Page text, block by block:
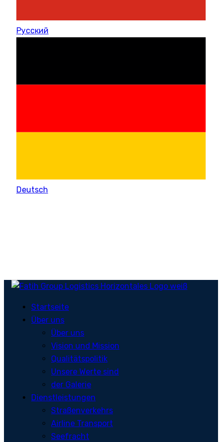
Русский
Deutsch
Startseite
Über uns
Über uns
Vision und Mission
Qualitätspolitik
Unsere Werte sind
der Galerie
Dienstleistungen
Straßenverkehrs
Airline Transport
Seefracht